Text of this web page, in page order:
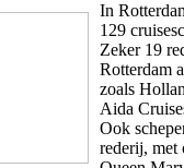
In
129
Zeker 19
Rotterdam
zoals
Aida
Ook
rederij, met